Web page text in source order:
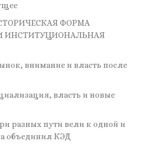
ФОРМА
ИНСТИТУЦИОНАЛЬНАЯ
внимание и власть после
власть и новые
разных пути вели к одной и
объединил КЭД